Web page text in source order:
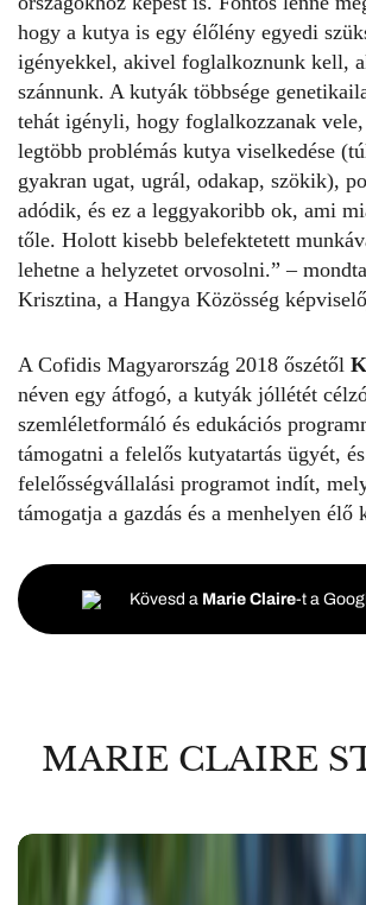
hogy a kutya is egy élőlény egyedi
igényekkel, akivel foglalkoznunk kell,
szánnunk. A kutyák többsége
tehát igényli, hogy foglalkozzanak
legtöbb problémás kutya viselkedése
gyakran ugat, ugrál, odakap, szökik),
adódik, és ez a leggyakoribb ok, ami
tőle. Holott kisebb belefektetett
lehetne a helyzetet orvosolni.” –
Krisztina, a Hangya Közösség
A Cofidis Magyarország 2018 őszétől
néven egy átfogó, a kutyák jóllétét
szemléletformáló és edukációs
támogatni a felelős kutyatartás ügyét,
felelősségvállalási programot indít,
támogatja a gazdás és a menhelyen élő
Kövesd a Marie Claire-t a
MARIE CLAIRE